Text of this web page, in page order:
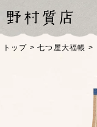
トップ >七つ屋大福帳 >